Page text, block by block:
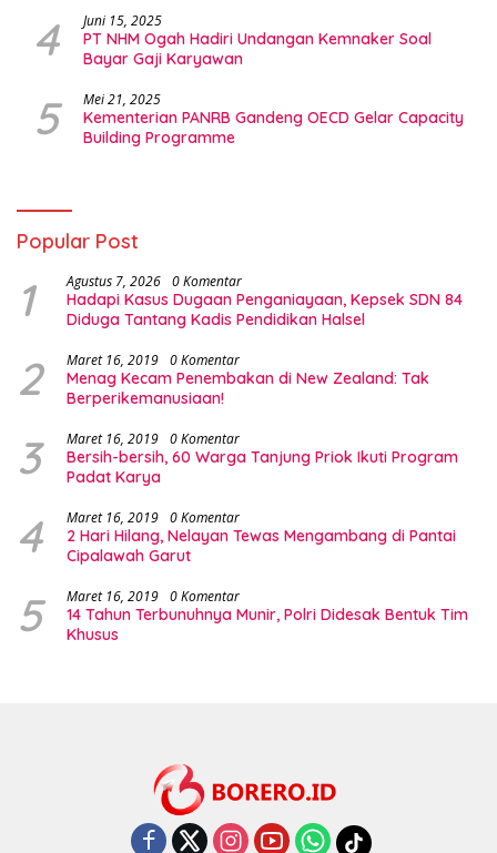
4 Juni 15, 2025
PT NHM Ogah Hadiri Undangan Kemnaker Soal
Bayar Gaji Karyawan
5 Mei 21, 2025
Kementerian PANRB Gandeng OECD Gelar Capacity
Building Programme
Popular Post
1 Agustus 7, 2026 0 Komentar
Hadapi Kasus Dugaan Penganiayaan, Kepsek SDN 84
Diduga Tantang Kadis Pendidikan Halsel
2 Maret 16, 2019 0 Komentar
Menag Kecam Penembakan di New Zealand: Tak
Berperikemanusiaan!
3 Maret 16, 2019 0 Komentar
Bersih-bersih, 60 Warga Tanjung Priok Ikuti Program
Padat Karya
4 Maret 16, 2019 0 Komentar
2 Hari Hilang, Nelayan Tewas Mengambang di Pantai
Cipalawah Garut
5 Maret 16, 2019 0 Komentar
14 Tahun Terbunuhnya Munir, Polri Didesak Bentuk Tim
Khusus